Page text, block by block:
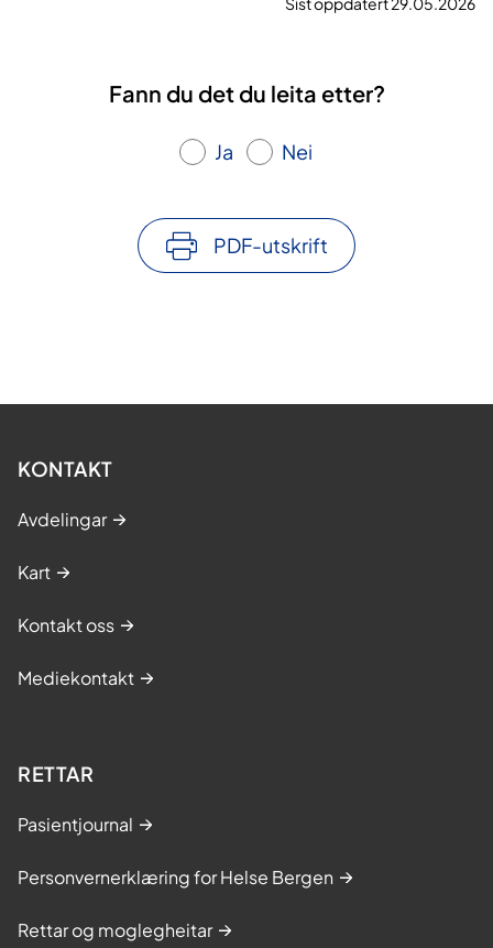
Fann du det du leita etter?
Ja Nei
PDF-utskrift
KONTAKT
Avdelingar
Kart
Kontakt oss
Mediekontakt
RETTAR
Pasientjournal
Personvernerklæring for Helse Bergen
Rettar og moglegheitar